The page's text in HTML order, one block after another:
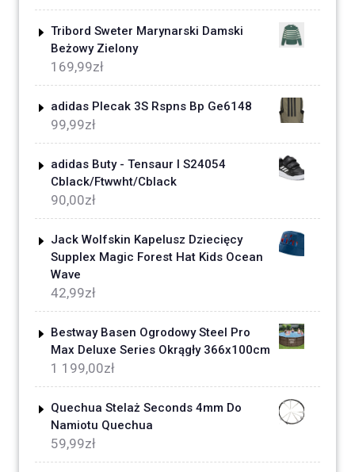
Tribord Sweter Marynarski Damski
Beżowy Zielony
169,99zł
adidas Plecak 3S Rspns Bp Ge6148
99,99zł
adidas Buty - Tensaur I S24054
Cblack/Ftwwht/Cblack
90,00zł
Jack Wolfskin Kapelusz Dziecięcy
Supplex Magic Forest Hat Kids Ocean
Wave
42,99zł
Bestway Basen Ogrodowy Steel Pro
Max Deluxe Series Okrągły 366x100cm
1 199,00zł
Quechua Stelaż Seconds 4mm Do
Namiotu Quechua
59,99zł